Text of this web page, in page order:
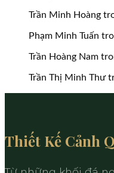
Trần Minh Hoàng
Phạm Minh Tuấn
Trần Hoàng Nam
Trần Thị Minh Thư
Thiết Kế Cảnh